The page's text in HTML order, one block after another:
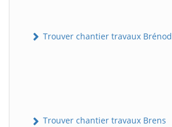
Trouver chantier travaux Brénod
Trouver chantier travaux Brens